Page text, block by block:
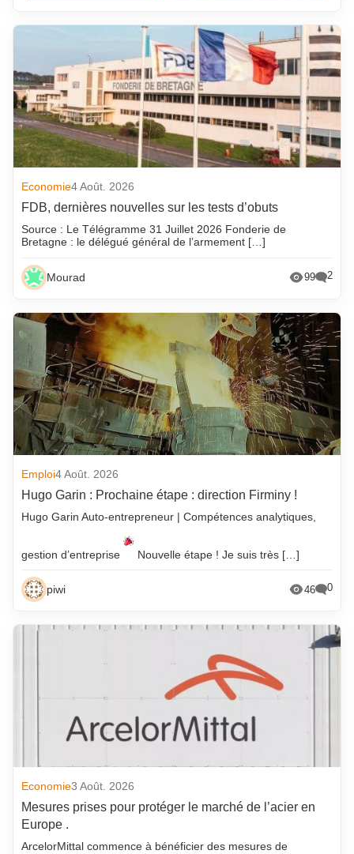
Economie4 Août. 2026
FDB, dernières nouvelles sur les tests d’obuts
Source : Le Télégramme 31 Juillet 2026 Fonderie de
Bretagne : le délégué général de l’armement […]
Mourad 99 2
Emploi4 Août. 2026
Hugo Garin : Prochaine étape : direction Firminy !
Hugo Garin Auto-entrepreneur | Compétences analytiques,
gestion d’entreprise Nouvelle étape ! Je suis très […]
piwi 46 0
Economie3 Août. 2026
Mesures prises pour protéger le marché de l’acier en
Europe .
ArcelorMittal commence à bénéficier des mesures de